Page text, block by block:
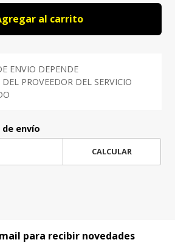
al carrito
ENVIO DEPENDE
PROVEEDOR DEL SERVICIO
envío
CALCULAR
para recibir novedades